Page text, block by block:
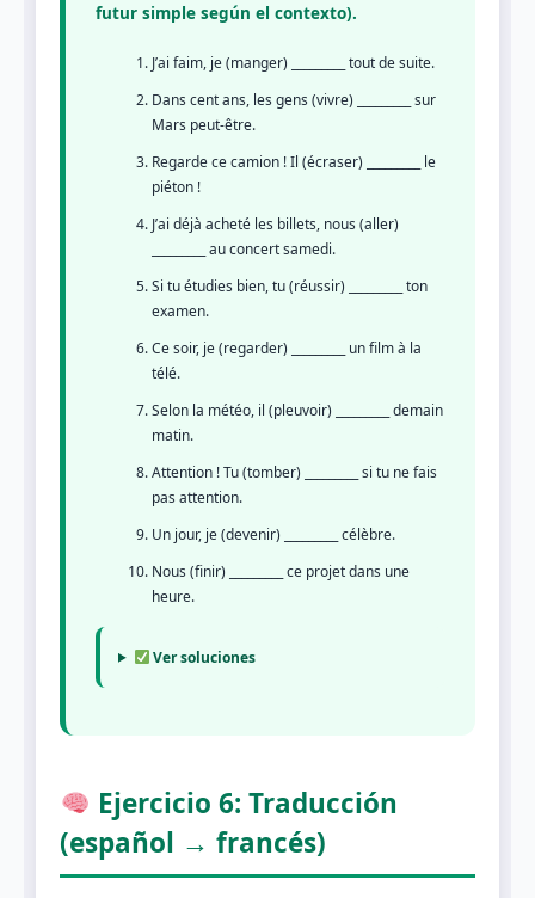
futur simple según el contexto).
J’ai faim, je (manger) _________ tout de suite.
Dans cent ans, les gens (vivre) _________ sur
Mars peut-être.
Regarde ce camion ! Il (écraser) _________ le
piéton !
J’ai déjà acheté les billets, nous (aller)
_________ au concert samedi.
Si tu étudies bien, tu (réussir) _________ ton
examen.
Ce soir, je (regarder) _________ un film à la
télé.
Selon la météo, il (pleuvoir) _________ demain
matin.
Attention ! Tu (tomber) _________ si tu ne fais
pas attention.
Un jour, je (devenir) _________ célèbre.
Nous (finir) _________ ce projet dans une
heure.
Ver soluciones
Ejercicio 6: Traducción
(español → francés)